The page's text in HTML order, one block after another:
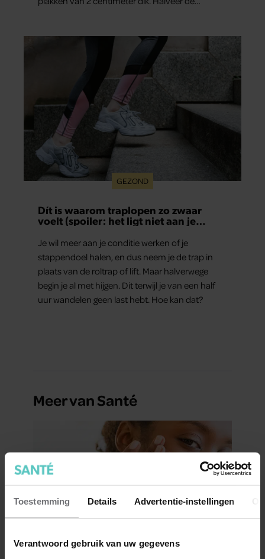
Toestemming Details Advertentie-instellingen
Verantwoord gebruik van uw gegevens
GEZOND
Dít is waarom traplopen zo zwaar
voelt (spoiler: het ligt niet aan je
Je wil meer aan je conditie werken of je
stappendoel halen, en dus neem je de trap in
plaats van de roltrap of lift. Maar halverwege
begin je al met hijgen. Dit terwijl je van een half
uur wandelen geen last hebt. Hoe kan dat?
Meer van Santé